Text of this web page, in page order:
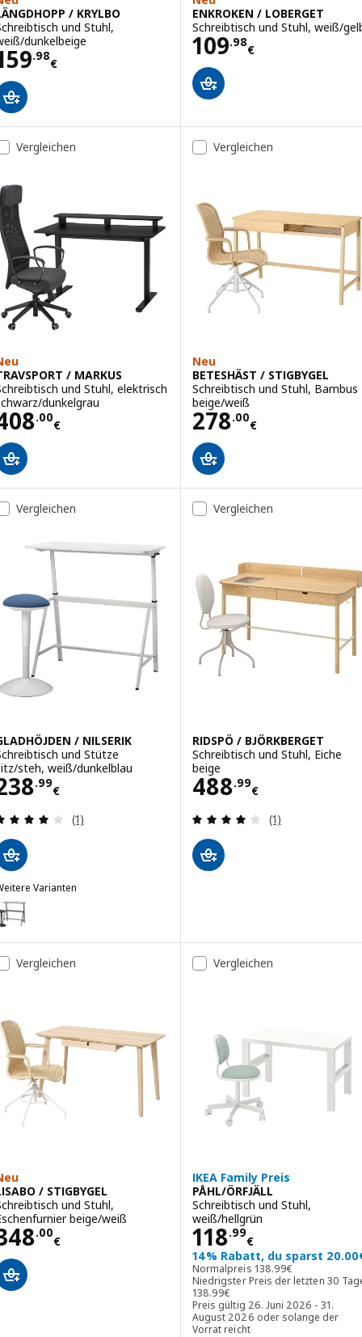
/ KRYLBO
und Stuhl,
dunkelbeige
.98
€
159.98€
ENKROKEN / LOBERGET
Schreibtisch und Stuhl, weiß/
109.98
€
Preis 109.98€
Vergleichen
/ MARKUS
und Stuhl, elektrisch
dunkelgrau
.00
€
408.00€
Vergleichen
Neu
BETESHÄST / STIGBYGEL
Schreibtisch und Stuhl, Bambus
beige/weiß
278.00
€
Preis 278.00€
Vergleichen
/ NILSERIK
und Stütze
steh, weiß/dunkelblau
.99
€
238.99€
Bewertungen: 4 von 5 Sternen. Bewertungen
(1)
Varianten
/ NILSERIK
GLADHÖJDEN / NILSERIK, Tisch und Sitz-/Stehstütze,
Vergleichen
RIDSPÖ / BJÖRKBERGET
Schreibtisch und Stuhl, Eiche
beige
488.99
€
Preis 488.99€
Bewertungen:
(1)
Vergleichen
/ STIGBYGEL
und Stuhl,
beige/weiß
.00
€
348.00€
Vergleichen
IKEA Family Preis
PÅHL/ÖRFJÄLL
Schreibtisch und Stuhl,
weiß/hellgrün
118.99
€
Preis 118.99€
14% Rabatt, du sparst
Normalpreis 138.99€
Normalpreis 138.99€
Niedrigster Preis der letzten 30
138.99€
Niedrigster Preis der letzten 30
Preis gültig 26. Juni 2026 - 31.
August 2026 oder solange der
Vorrat reicht